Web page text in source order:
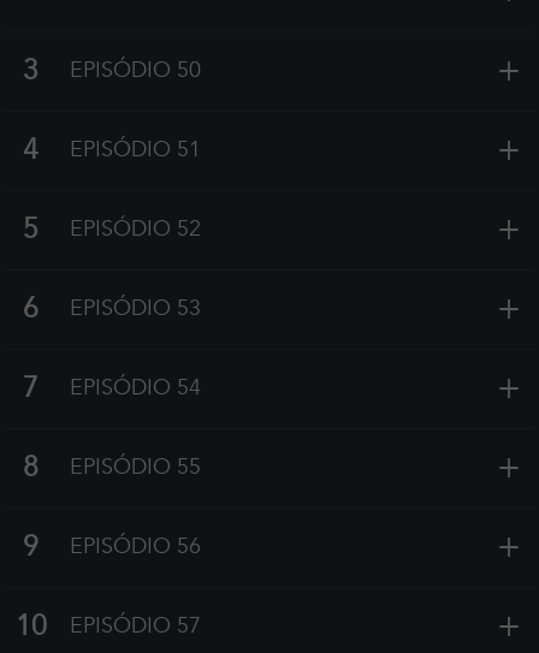
3 EPISÓDIO 50 +
4 EPISÓDIO 51 +
5 EPISÓDIO 52 +
6 EPISÓDIO 53 +
7 EPISÓDIO 54 +
8 EPISÓDIO 55 +
9 EPISÓDIO 56 +
10 EPISÓDIO 57 +